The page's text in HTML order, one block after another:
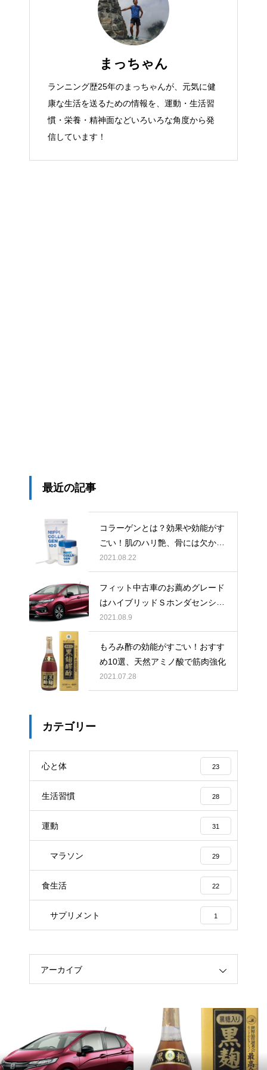
まっちゃん
ランニング歴25年のまっちゃんが、元気に健
康な生活を送るための情報を、運動・生活習
慣・栄養・精神面などいろいろな角度から発
信しています！
最近の記事
コラーゲンとは？効果や効能がす
ごい！肌のハリ艶、骨には欠かせ
ない
2021.08.22
フィット中古車のお薦めグレード
はハイブリッドＳホンダセンシン
グできまり！
2021.08.9
もろみ酢の効能がすごい！おすす
め10選、天然アミノ酸で筋肉強化
2021.07.28
カテゴリー
心と体 23
生活習慣 28
運動 31
マラソン 29
食生活 22
サプリメント 1
アーカイブ